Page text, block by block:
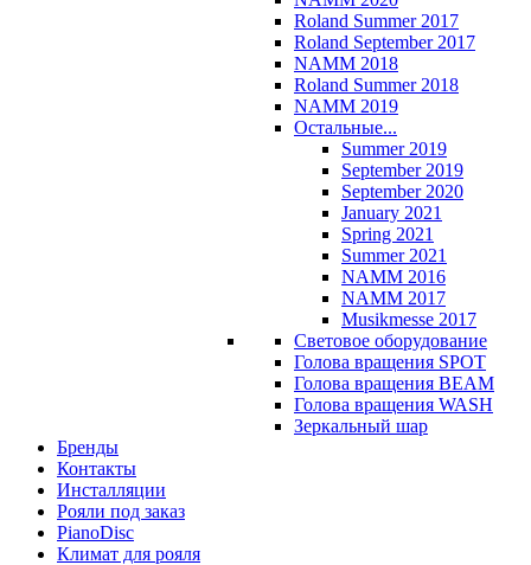
Roland Summer 2017
Roland September 2017
NAMM 2018
Roland Summer 2018
NAMM 2019
Остальные...
Summer 2019
September 2019
September 2020
January 2021
Spring 2021
Summer 2021
NAMM 2016
NAMM 2017
Musikmesse 2017
Световое оборудование
Голова вращения SPOT
Голова вращения BEAM
Голова вращения WASH
Зеркальный шар
Бренды
Контакты
Инсталляции
Рояли под заказ
PianoDisc
Климат для рояля